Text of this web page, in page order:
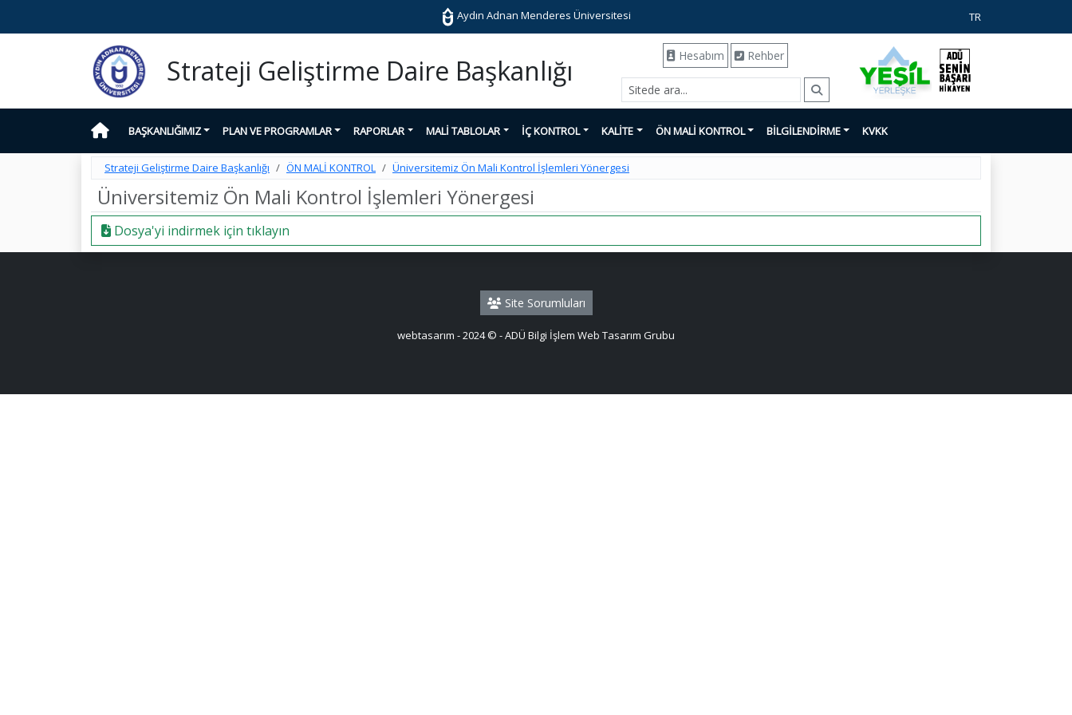
Aydın Adnan Menderes Üniversitesi TR
Strateji Geliştirme Daire Başkanlığı Hesabım Rehber
BAŞKANLIĞIMIZ PLAN VE PROGRAMLAR RAPORLAR MALİ TABLOLAR İÇ KONTROL KALİTE ÖN MALİ KONTROL BİLGİLENDİRME KVKK
Strateji Geliştirme Daire Başkanlığı ÖN MALİ KONTROL Üniversitemiz Ön Mali Kontrol İşlemleri Yönergesi
Üniversitemiz Ön Mali Kontrol İşlemleri Yönergesi
Dosya'yi indirmek için tıklayın
Site Sorumluları
webtasarım - 2024 © - ADÜ Bilgi İşlem Web Tasarım Grubu